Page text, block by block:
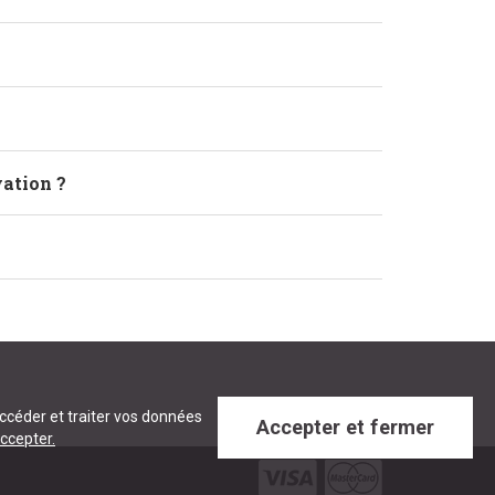
?
et traiter vos données
Accepter et fermer